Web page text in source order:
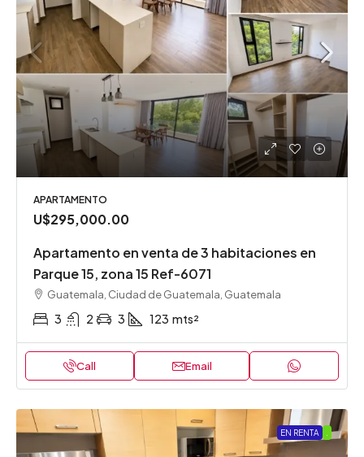
APARTAMENTO
U$295,000.00
Apartamento en venta de 3 habitaciones en
Parque 15, zona 15 Ref-6071
Guatemala, Ciudad de Guatemala, Guatemala
3 2 3 123 mts²
Call Email
EN RENTA